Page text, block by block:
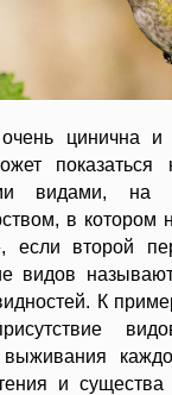
цинична
показаться
видами, на
в котором
если второй
видов
К
выживания
и